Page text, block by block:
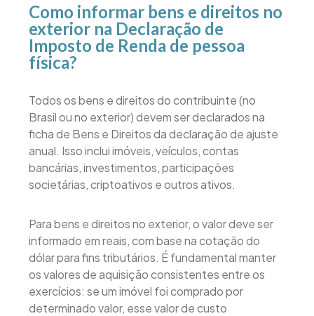
Como informar bens e direitos no
exterior na Declaração de
Imposto de Renda de pessoa
física?
Todos os bens e direitos do contribuinte (no
Brasil ou no exterior) devem ser declarados na
ficha de Bens e Direitos da declaração de ajuste
anual. Isso inclui imóveis, veículos, contas
bancárias, investimentos, participações
societárias, criptoativos e outros ativos.
Para bens e direitos no exterior, o valor deve ser
informado em reais, com base na cotação do
dólar para fins tributários. É fundamental manter
os valores de aquisição consistentes entre os
exercícios: se um imóvel foi comprado por
determinado valor, esse valor de custo